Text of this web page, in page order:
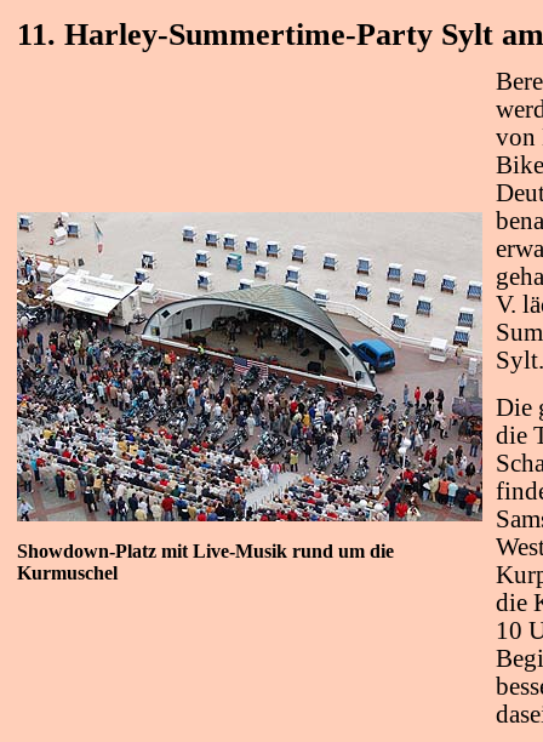
11. Harley-Summertime-Party Sylt
Showdown-Platz mit Live-Musik rund um die
Kurmuschel
von
V.
Sylt.
Die
die
die
10